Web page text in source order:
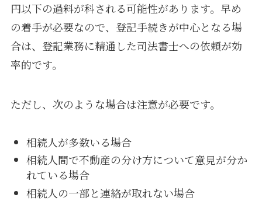
円以下の過料が科される可能性があります。早め
の着手が必要なので、登記手続きが中心となる場
合は、登記業務に精通した司法書士への依頼が効
率的です。
ただし、次のような場合は注意が必要です。
相続人が多数いる場合
相続人間で不動産の分け方について意見が分か
れている場合
相続人の一部と連絡が取れない場合